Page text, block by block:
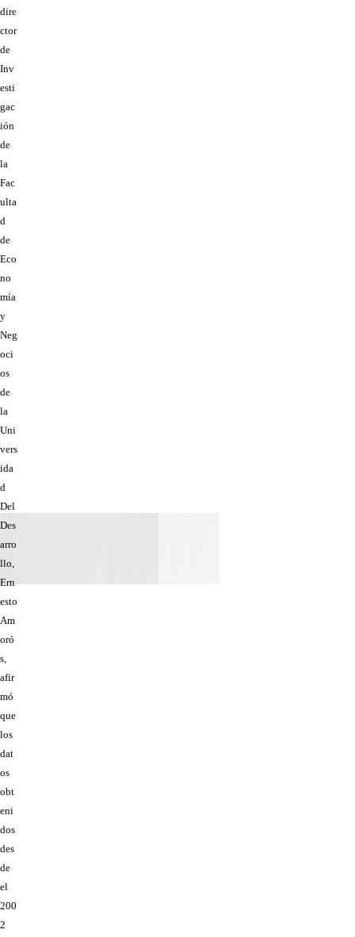
dire
ctor
de
Inv
esti
gac
ión
de
la
Fac
ulta
d
de
Eco
no
mía
y
Neg
oci
os
de
la
Uni
vers
ida
d
Del
Des
arro
llo,
Ern
esto
Am
oró
s,
afir
mó
que
los
dat
os
obt
eni
dos
des
de
el
200
2